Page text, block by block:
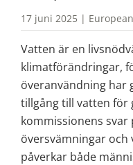
17 juni 2025 |
Vatten är en
klimatförändringar,
överanvändning har
tillgång till vatten för
kommissionens svar
översvämningar
påverkar både